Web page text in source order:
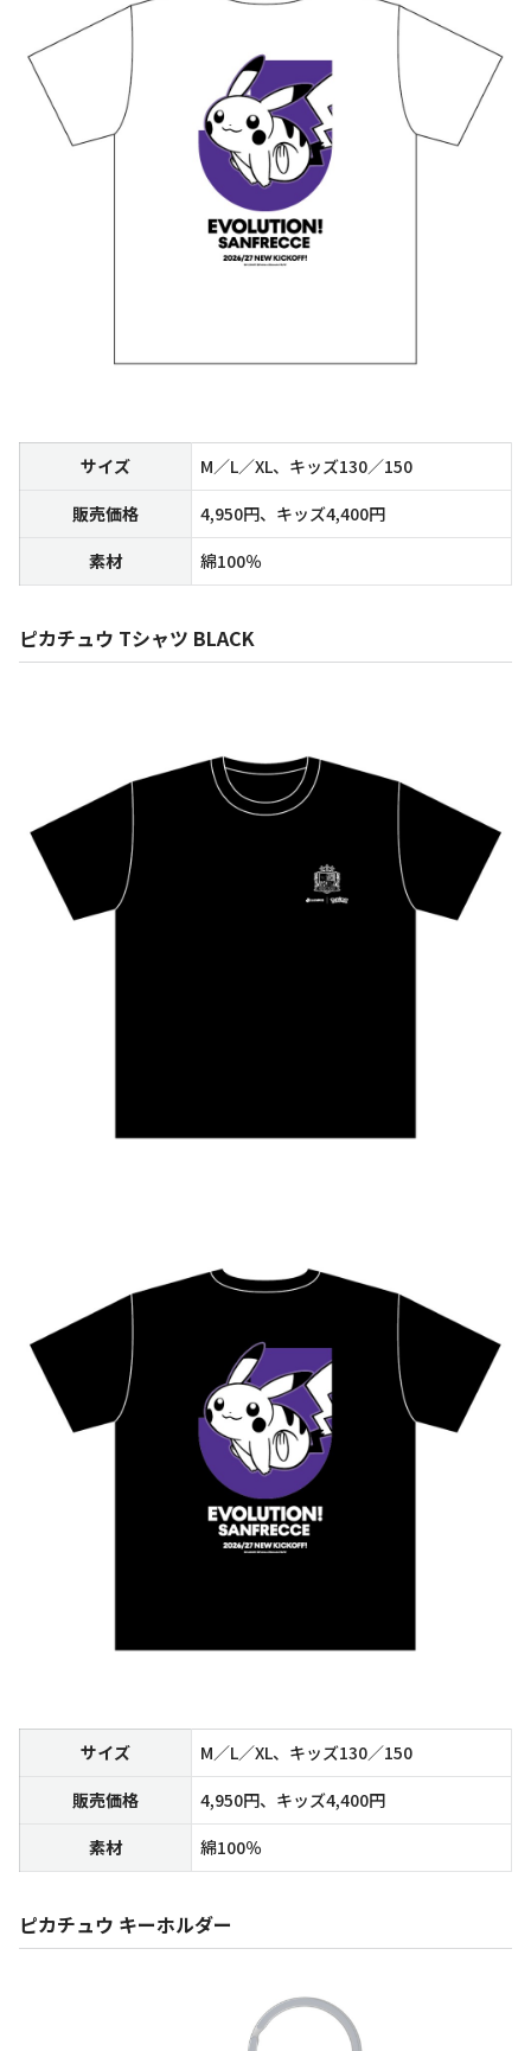
サイズ
M／L／XL、キッズ130／150
販売価格
4,950円、キッズ4,400円
素材
綿100％
ピカチュウ Tシャツ BLACK
サイズ
M／L／XL、キッズ130／150
販売価格
4,950円、キッズ4,400円
素材
綿100％
ピカチュウ キーホルダー